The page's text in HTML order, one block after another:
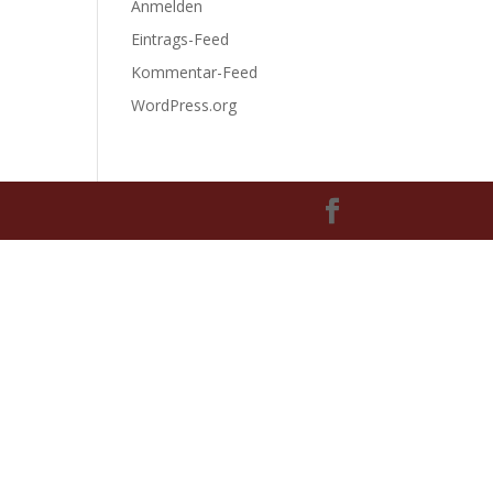
Anmelden
Eintrags-Feed
Kommentar-Feed
WordPress.org